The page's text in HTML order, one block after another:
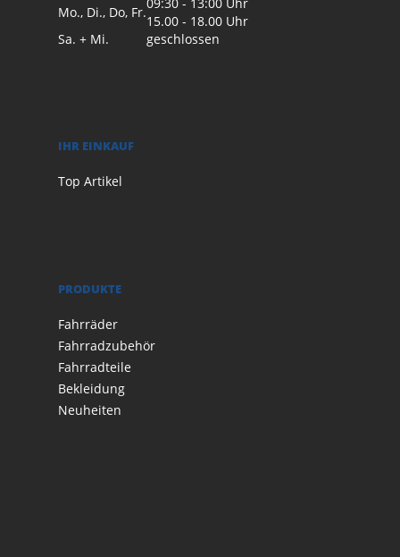
Mo., Di., Do, Fr.
15.00 - 18.00 Uhr
Sa. + Mi.
geschlossen
IHR EINKAUF
Top Artikel
PRODUKTE
Fahrräder
Fahrradzubehör
Fahrradteile
Bekleidung
Neuheiten